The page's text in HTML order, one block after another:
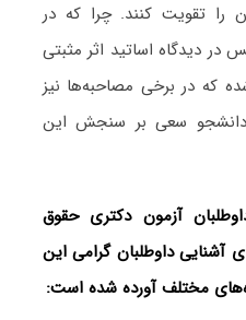
تقویت کنند. چرا که در
در دیدگاه اساتید اثر مثبتی
که در برخی مصاحبه‌ها نیز
سعی بر سنجش این
آزمون دکتری حقوق
آشنایی داوطلبان گرامی این
مختلف آورده شده است: